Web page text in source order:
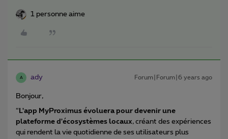
1 personne aime
A ady Forum|Forum|6 years ago
Bonjour,
“ L'app MyProximus évoluera pour devenir une
plateforme d'écosystèmes locaux, créant des expériences
qui rendent la vie quotidienne de ses utilisateurs plus